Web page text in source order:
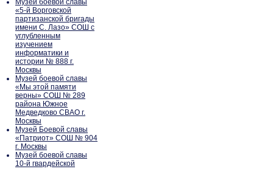
Музей боевой славы
«5-й Ворговской
партизанской бригады
имени С. Лазо» СОШ с
углубленным
изучением
информатики и
истории № 888 г.
Москвы
Музей боевой славы
«Мы этой памяти
верны» СОШ № 289
района Южное
Медведково СВАО г.
Москвы
Музей Боевой славы
«Патриот» СОШ № 904
г. Москвы
Музей боевой славы
10-й гвардейской